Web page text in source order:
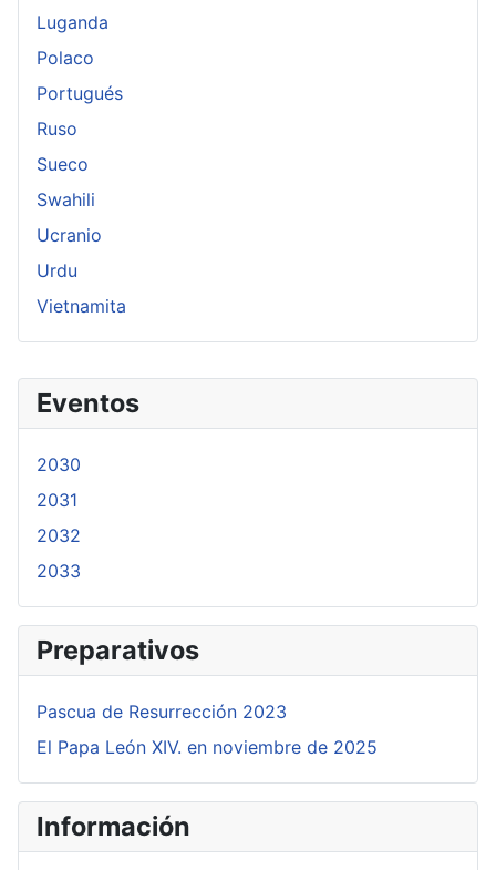
Eventos
2030
2031
2032
2033
Preparativos
Pascua de Resurrección 2023
El Papa León XIV. en noviembre de 2025
Información
Luganda
Polaco
Portugués
Ruso
Sueco
Swahili
Ucranio
Urdu
Vietnamita